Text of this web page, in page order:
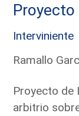
Proyecto
Interviniente
Ramallo
Proyecto de
arbitrio